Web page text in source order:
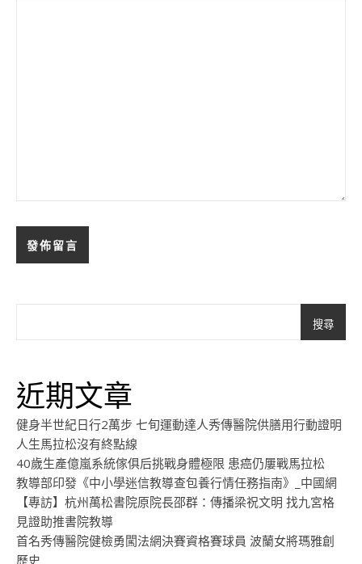
搜尋
近期文章
健身半世紀日行2萬步 七旬運動達人秀傳醫院供膳用行動證明
人生馬拉松沒有終點線
40歲生產億嵐系統傢俱后挑戰身體極限 患癌仍屢戰馬拉松
教導部印發《中小學迷信教導查包養行情任務指南》_中國網
【專訪】杭州萬松書院原院長邵群：傳播梁祝文明 找九宮格
見證助推書院教導
首名秀傳醫院健檢勇闖法網決賽資格賽球員 波蘭女將瑪雅創
歷史